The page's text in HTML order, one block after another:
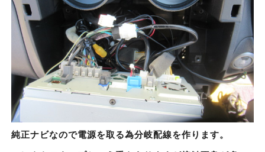
純正ナビなので電源を取る為分岐配線を作ります。